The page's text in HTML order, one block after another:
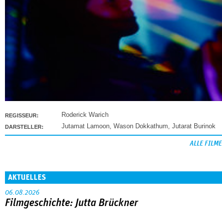
REGISSEUR: Roderick Warich
DARSTELLER: Jutamat Lamoon, Wason Dokkathum, Jutarat Burinok
ALLE FILME
AKTUELLES
06.08.2026
Filmgeschichte: Jutta Brückner